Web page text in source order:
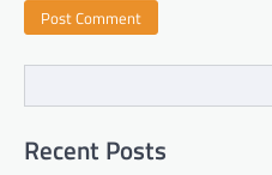
Recent Posts